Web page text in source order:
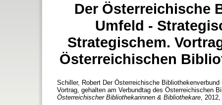
Der Österreichische
Umfeld -
Strategischem.
Österreichischen
Schiller, Robert Der Österreichische
Vortrag, gehalten am Verbundtag des Österreichischen
Österreichischer Bibliothekarinnen & Bibliothekare ,